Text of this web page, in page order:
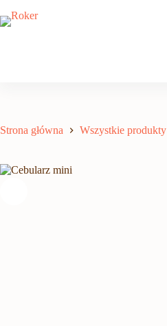
do
treści
Strona główna Wszystkie produkty